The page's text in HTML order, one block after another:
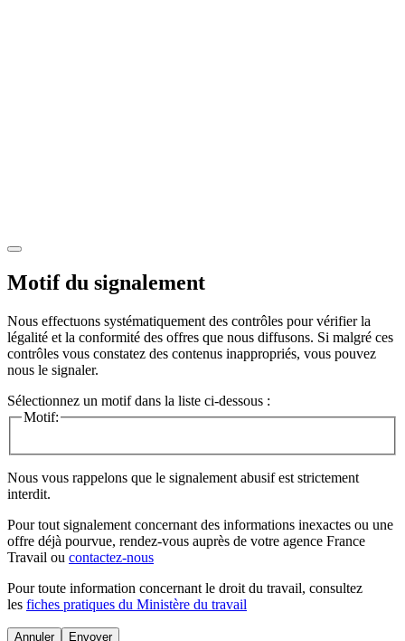
Motif du signalement
Nous effectuons systématiquement des contrôles pour vérifier la
légalité et la conformité des offres que nous diffusons. Si malgré ces
contrôles vous constatez des contenus inappropriés, vous pouvez
nous le signaler.
Sélectionnez un motif dans la liste ci-dessous :
Motif:
Nous vous rappelons que le signalement abusif est strictement
interdit.
Pour tout signalement concernant des informations inexactes ou une
offre déjà pourvue, rendez-vous auprès de votre agence France
Travail ou contactez-nous
Pour toute information concernant le droit du travail, consultez
les fiches pratiques du Ministère du travail
Annuler